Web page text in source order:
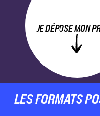
JE DÉPOSE MON
LES FORMATS